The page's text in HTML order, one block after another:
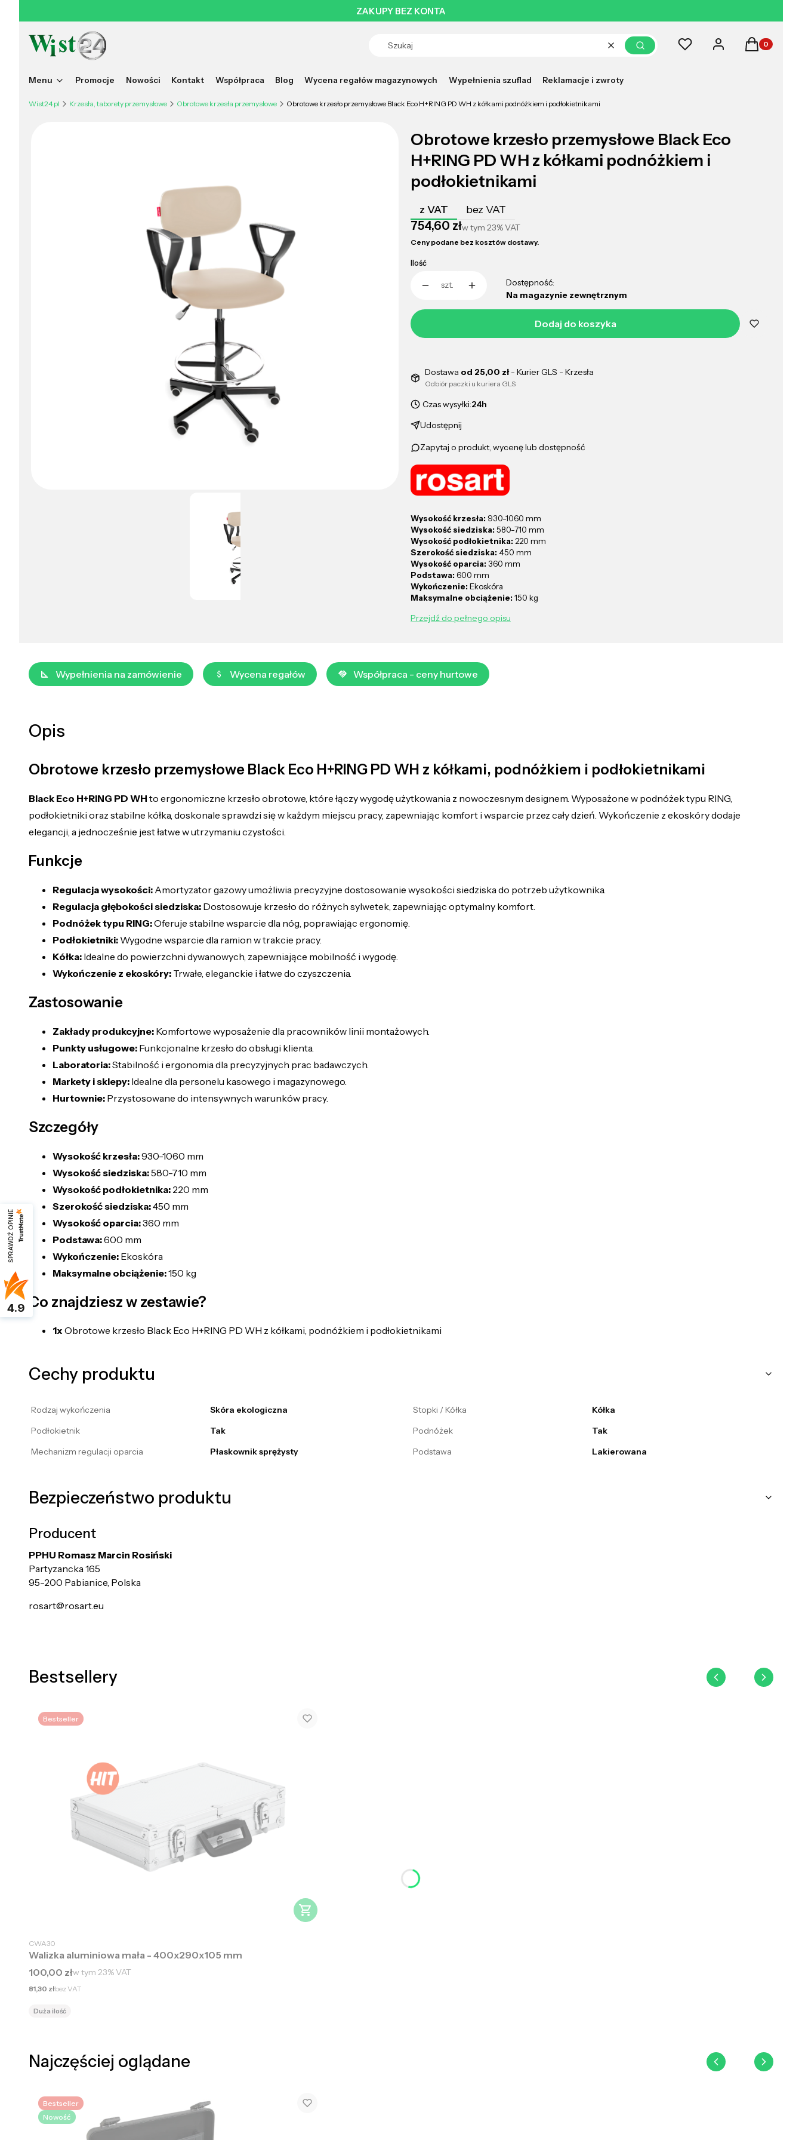
ZAKUPY BEZ KONTA
WyczyśćSzukaj
Ulubione Zaloguj sięProdukty w
Koszyk
Menu Promocje Nowości Kontakt Współpraca Blog Wycena regałów magazynowych Wypełnienia szuflad Reklamacje i zwroty
Wist24.pl Krzesła, taborety przemysłowe Obrotowe krzesła przemysłowe Obrotowe krzesło przemysłowe Black Eco H+RING PD WH z kółkami podnóżkiem i podłokietnikami
Obrotowe krzesło przemysłowe Black Eco
H+RING PD WH z kółkami podnóżkiem i
podłokietnikami
z VAT bez VAT
Cena
754,60 złw tym 23%VAT
Ceny podane bez kosztów dostawy.
Ilość
szt.
Dostępność:
Na magazynie zewnętrznym
Dodaj do koszyka
Dostawa od 25,00 zł- Kurier GLS - Krzesła
Odbiór paczki u kuriera GLS
Czas wysyłki:24h
Udostępnij
Zapytaj o produkt, wycenę lub dostępność
Wysokość krzesła: 930-1060 mm
Wysokość siedziska: 580-710 mm
Wysokość podłokietnika: 220 mm
Szerokość siedziska: 450 mm
Wysokość oparcia: 360 mm
Podstawa: 600 mm
Wykończenie: Ekoskóra
Maksymalne obciążenie: 150 kg
Przejdź do pełnego opisu
Wypełnienia na zamówienie Wycena regałów Współpraca - ceny hurtowe
Opis
Obrotowe krzesło przemysłowe Black Eco H+RING PD WH z kółkami, podnóżkiem i podłokietnikami
Black Eco H+RING PD WH to ergonomiczne krzesło obrotowe, które łączy wygodę użytkowania z nowoczesnym designem. Wyposażone w podnóżek typu RING,
podłokietniki oraz stabilne kółka, doskonale sprawdzi się w każdym miejscu pracy, zapewniając komfort i wsparcie przez cały dzień. Wykończenie z ekoskóry dodaje
elegancji, a jednocześnie jest łatwe w utrzymaniu czystości.
Funkcje
Regulacja wysokości: Amortyzator gazowy umożliwia precyzyjne dostosowanie wysokości siedziska do potrzeb użytkownika.
Regulacja głębokości siedziska: Dostosowuje krzesło do różnych sylwetek, zapewniając optymalny komfort.
Podnóżek typu RING:Oferuje stabilne wsparcie dla nóg, poprawiając ergonomię.
Podłokietniki: Wygodne wsparcie dla ramion w trakcie pracy.
Kółka: Idealne do powierzchni dywanowych, zapewniające mobilność i wygodę.
Wykończenie z ekoskóry: Trwałe, eleganckie i łatwe do czyszczenia.
Zastosowanie
Zakłady produkcyjne: Komfortowe wyposażenie dla pracowników linii montażowych.
Punkty usługowe: Funkcjonalne krzesło do obsługi klienta.
Laboratoria:Stabilność i ergonomia dla precyzyjnych prac badawczych.
Markety i sklepy: Idealne dla personelu kasowego i magazynowego.
Hurtownie: Przystosowane do intensywnych warunków pracy.
Szczegóły
Wysokość krzesła:930-1060 mm
Wysokość siedziska:580-710 mm
Wysokość podłokietnika: 220 mm
Szerokość siedziska:450 mm
Wysokość oparcia:360 mm
Podstawa:600 mm
Wykończenie: Ekoskóra
Maksymalne obciążenie:150 kg
Co znajdziesz w zestawie?
1x Obrotowe krzesło Black Eco H+RING PD WH z kółkami, podnóżkiem i podłokietnikami
Cechy produktu
Rodzaj wykończenia Skóra ekologiczna Stopki / Kółka
Kółka
Podłokietnik
Tak Podnóżek
Tak
Mechanizm regulacji oparcia
Płaskownik sprężysty Podstawa Lakierowana
Bezpieczeństwo produktu
Producent
PPHU Romasz Marcin Rosiński
Partyzancka 165
95-200 Pabianice, Polska
rosart@rosart.eu
Bestsellery
Bestseller
CWA30
Walizka aluminiowa mała - 400x290x105 mm
Cena brutto
100,00 złw tym 23%VAT
Cena netto
81,30 złbez VAT
Duża ilość
Najczęściej oglądane
Bestseller
Nowość
SPRAWDŹ OPINIE
4.9